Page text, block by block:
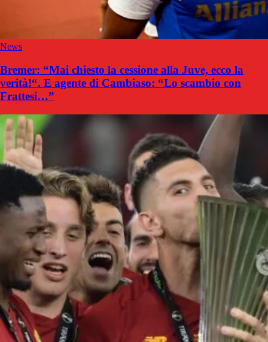
News
Bremer: “Mai chiesto la cessione alla Juve, ecco la
verità!“. E agente di Cambiaso: “Lo scambio con
Frattesi…”